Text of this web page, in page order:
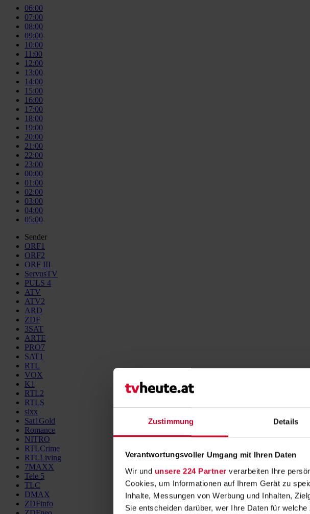
Zustimmung Details
Verantwortungsvoller Umgang mit Ihren Daten
Wir und unsere 224 Partner verarbeiten Ihre
Cookies, um Informationen auf Ihrem Gerät zu
Inhalte, Messungen von Werbung und Inhalten,
Sie entscheiden darüber, wer Ihre Daten für
06:00
07:00
08:00
09:00
10:00
11:00
12:00
13:00
14:00
15:00
16:00
17:00
18:00
19:00
20:00
21:00
22:00
23:00
00:00
01:00
02:00
03:00
04:00
05:00
Sender
ORF1
ORF2
ORF III
ServusTV
PULS 4
ATV
ATV2
ARD
ZDF
3SAT
ARTE
PRO7
SAT1
RTL
VOX
K1
RTL2
RTLS
sixx
Sat1Gold
Romance
NITRO
RTLCrime
RTLLiving
7MAXX
Tele 5
TLC
DMAX
ZDFinfo